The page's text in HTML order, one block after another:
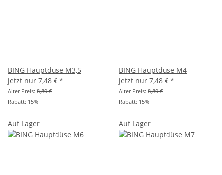
BING Hauptdüse M3,5
jetzt nur 7,48 € *
Alter Preis: 8,80 €
Rabatt: 15%
BING Hauptdüse M4
jetzt nur 7,48 € *
Alter Preis: 8,80 €
Rabatt: 15%
Auf Lager Auf Lager